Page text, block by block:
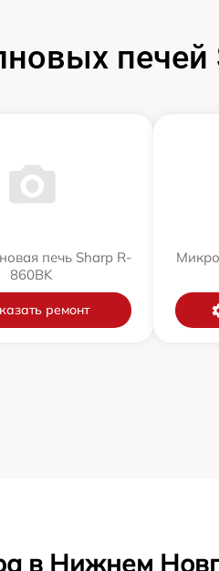
печей
печь Sharp R-
860BK
ремонт
в Нижнем